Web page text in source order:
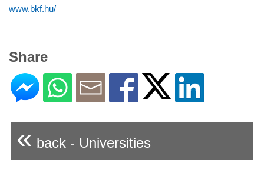
www.bkf.hu/
Share
« back - Universities